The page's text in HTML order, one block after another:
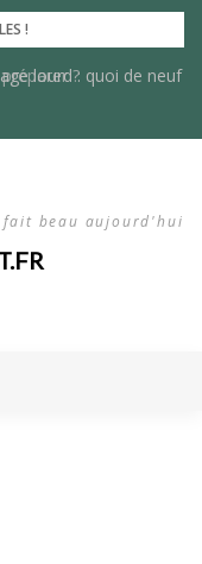
!
?
lourd : quoi de neuf
beau aujourd'hui